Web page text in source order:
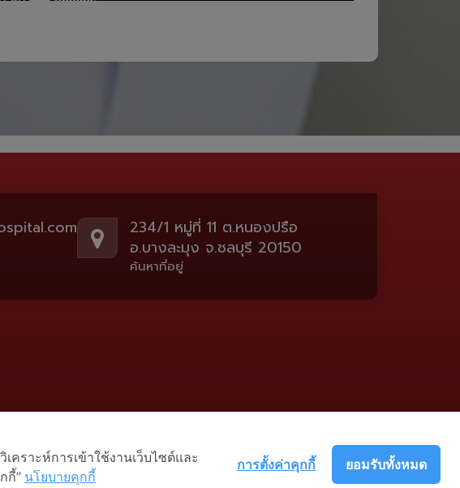
234/1 หมู่ที่ 11 ต.หนองปรือ
อ.บางละมุง จ.ชลบุรี 20150
ค้นหาที่อยู่
ราะห์การเข้าใช้งานเว็บไซต์และ
กี้” นโยบายคุกกี้
ยอมรับทั้งหมด
การตั้งค่าคุกกี้